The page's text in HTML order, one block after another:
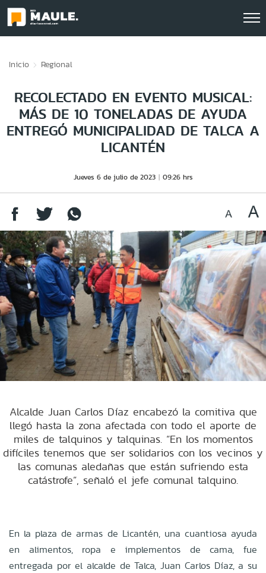
Inicio Regional
RECOLECTADO EN EVENTO MUSICAL:
MÁS DE 10 TONELADAS DE AYUDA
ENTREGÓ MUNICIPALIDAD DE TALCA A
LICANTÉN
Jueves 6 de julio de 2023 09:26 hrs
Alcalde Juan Carlos Díaz encabezó la comitiva que
llegó hasta la zona afectada con todo el aporte de
miles de talquinos y talquinas. “En los momentos
difíciles tenemos que ser solidarios con los vecinos y
las comunas aledañas que están sufriendo esta
catástrofe”, señaló el jefe comunal talquino.
En la plaza de armas de Licantén, una cuantiosa ayuda
en alimentos, ropa e implementos de cama, fue
entregada por el alcalde de Talca, Juan Carlos Díaz, a su